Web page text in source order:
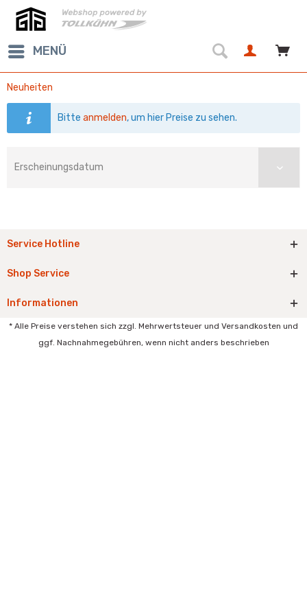
MENÜ
Neuheiten
Bitteanmelden, um hier Preise zu sehen.
Service Hotline
Shop Service
Informationen
* Alle Preise verstehen sich zzgl. Mehrwertsteuer und Versandkosten und
ggf. Nachnahmegebühren, wenn nicht anders beschrieben